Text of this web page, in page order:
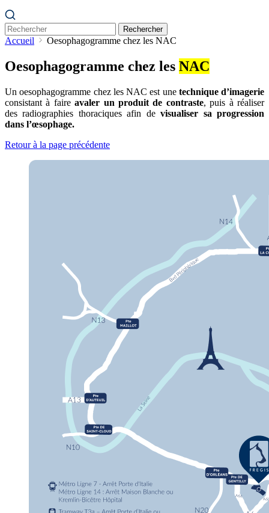
Rechercher
Accueil Oesophagogramme chez les NAC
Oesophagogramme chez les NAC
Un oesophagogramme chez les NAC est une technique d’imagerie
consistant à faireavaler un produit de contraste, puis à réaliser
des radiographies thoraciques afin devisualiser sa progression
dans l’œsophage.
Retour à la page précédente